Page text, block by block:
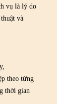
vụ là lý do
và
theo từng
thời gian